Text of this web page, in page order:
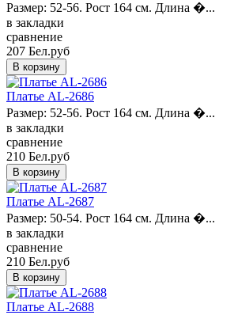
Размер: 52-56. Рост 164 см. Длина �...
в закладки
сравнение
207 Бел.руб
Платье AL-2686
Размер: 52-56. Рост 164 см. Длина �...
в закладки
сравнение
210 Бел.руб
Платье AL-2687
Размер: 50-54. Рост 164 см. Длина �...
в закладки
сравнение
210 Бел.руб
Платье AL-2688